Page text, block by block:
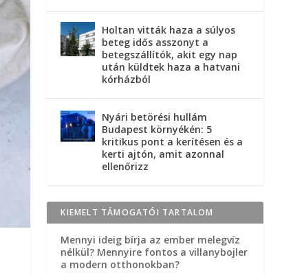
Holtan vitták haza a súlyos
beteg idős asszonyt a
betegszállítók, akit egy nap
után küldtek haza a hatvani
kórházból
Nyári betörési hullám
Budapest környékén: 5
kritikus pont a kerítésen és a
kerti ajtón, amit azonnal
ellenőrizz
KIEMELT TÁMOGATÓI TARTALOM
Mennyi ideig bírja az ember melegvíz
nélkül? Mennyire fontos a villanybojler
a modern otthonokban?